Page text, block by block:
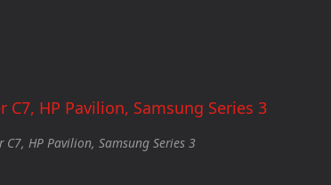
HP Pavilion, Samsung Series 3